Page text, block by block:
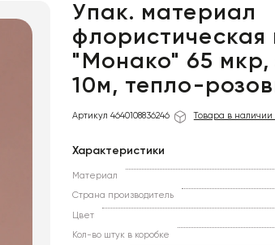
прозрачная
18
Сетка6
Упак. материал
флористическая
"Монако" 65 мкр,
10м, тепло-
Артикул 4640108836246 Товара в
Характеристики
Материал
Страна производитель
Цвет
Кол-во штук в коробке